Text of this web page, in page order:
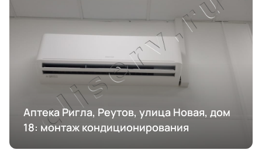
Аптека Ригла, Реутов, улица Новая, дом
18: монтаж кондиционирования